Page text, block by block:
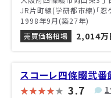
JR片町線(学研都市線)「忍
1998年9月(築27年)
売買価格相場
2,014万
スコーレ四條畷弐番
3.7